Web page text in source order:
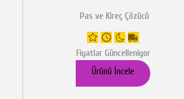
Pas ve Kireç Çözücü
Fiyatlar Güncelleniyor
Ürünü İncele